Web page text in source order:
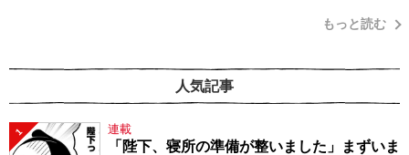
もっと読む
人気記事
1 連載
「陛下、寝所の準備が整いました」まずいま